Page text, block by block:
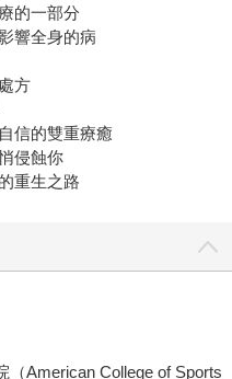
的一部分
響全身的病
方
信的雙重療癒
侵蝕你
重生之路
（American College of Sports